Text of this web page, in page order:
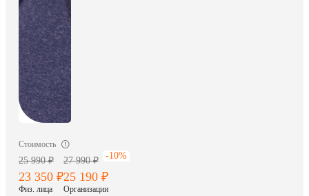
Стоимость
25 990 ₽
23 350 ₽
Физ. лица
27 990 ₽ -10%
25 190 ₽
Организации